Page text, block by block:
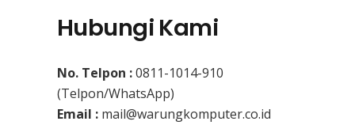
Hubungi Kami
No. Telpon :0811-1014-910
(Telpon/WhatsApp)
Email : mail@warungkomputer.co.id